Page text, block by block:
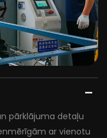
pārklājuma detaļu
ar vienotu